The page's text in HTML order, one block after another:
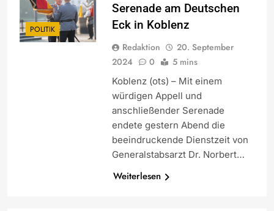
POLITIK
Serenade am Deutschen
Eck in Koblenz
Redaktion
20. September
2024
0 5 mins
Koblenz (ots) – Mit einem
würdigen Appell und
anschließender Serenade
endete gestern Abend die
beeindruckende Dienstzeit von
Generalstabsarzt Dr. Norbert…
Weiterlesen